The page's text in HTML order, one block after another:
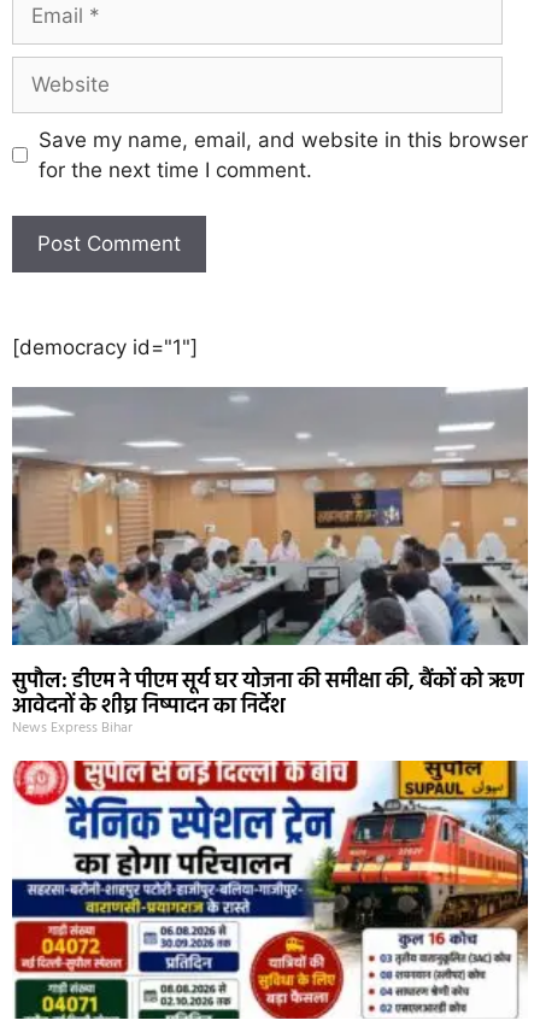
Save my name, email, and website in this browser
for the next time I comment.
[democracy id="1"]
सुपौल: डीएम ने पीएम सूर्य घर योजना की समीक्षा की, बैंकों को ऋण
आवेदनों के शीघ्र निष्पादन का निर्देश
News Express Bihar